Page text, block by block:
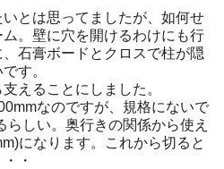
とは思ってましたが、如何せ
。壁に穴を開けるわけにも行
石膏ボードとクロスで柱が隠
す。
えることにしました。
なのですが、規格にないで
しい。奥行きの関係から使え
になります。これから切ると
・